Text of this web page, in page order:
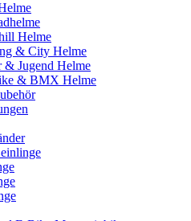
Helme
& City Helme
& Jugend Helme
& BMX Helme